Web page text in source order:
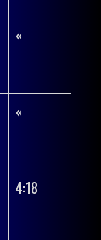
«
«
4:18